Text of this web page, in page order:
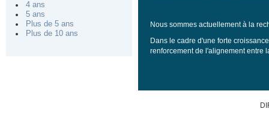
4 ans
5 ans
Plus de 5 ans
Plus de 10 ans
Nous sommes actuellement à la
Dans le cadre d'une forte
renforcement de l'alignement entre